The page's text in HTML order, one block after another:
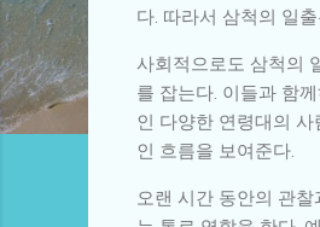
다. 따라서 삼척의 일
사회적으로도 삼척의
를 잡는다. 이들과 함
인 다양한 연령대의
인 흐름을 보여준다.
오랜 시간 동안의 관